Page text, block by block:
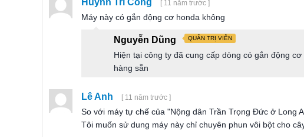
Huỳnh Trí Công [ 11 năm trước ]
Máy này có gắn động cơ honda không
Nguyễn Dũng QUẢN TRỊ VIÊN
Hiện tại công ty đã cung cấp dòng có gắn động
hàng sẵn
Lê Anh [ 11 năm trước ]
So với máy tự chế của "Nộng dân Trần Trọng Đức ở Long
Tôi muốn sử dung máy này chỉ chuyên phun vôi bột cho